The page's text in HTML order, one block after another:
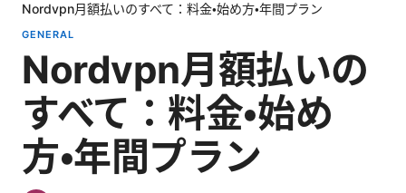
Nordvpn月額払いのすべて：料金・始め方・年間プラン
GENERAL
Nordvpn月額払いの
すべて：料金・始め
方・年間プラン